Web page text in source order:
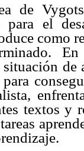
de
para el
como
situación
textos y